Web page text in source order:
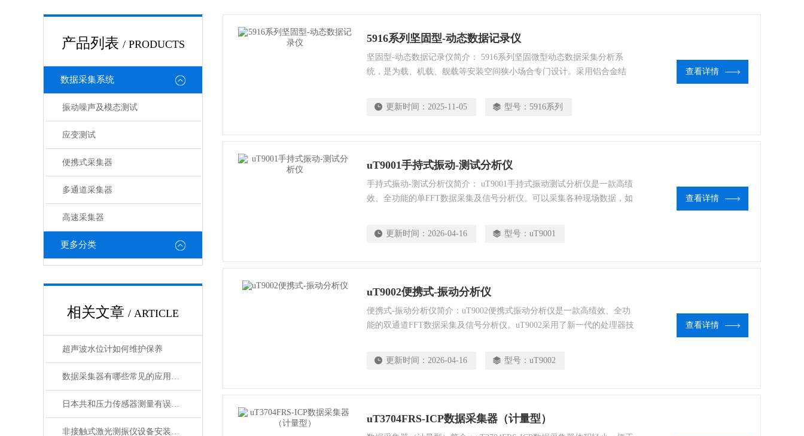
产品列表 / PRODUCTS
数据采集系统
振动噪声及模态测试
应变测试
便携式采集器
多通道采集器
高速采集器
更多分类
相关文章 / ARTICLE
超声波水位计如何维护保养
数据采集器有哪些常见的应用场景
日本共和压力传感器测量有误差,问题答案有了
非接触式激光测振仪设备安装简单快捷
5916系列坚固型-动态数据记录仪
坚固型-动态数据记录仪简介： 5916系列坚固微型动态数据采集分析系
统，是为载、机载、舰载等安装空间狭小场合专门设计。采用铝合金结
展，单台计算机可以实现96通道动态信号并行同步测试和分析。广泛应用
更新时间： 2025-11-05 型号： 5916系列
查看详情
uT9001手持式振动-测试分析仪
手持式振动-测试分析仪简介： uT9001手持式振动测试分析仪是一款高绩
效、全功能的单FFT数据采集及信号分析仪。可以采集各种现场数据，如
使用机器模版进行验收测试，故障排除，数据记录，目测检查，打印测试
更新时间： 2026-04-16 型号： uT9001
查看详情
uT9002便携式-振动分析仪
便携式-振动分析仪简介：uT9002便携式振动分析仪是一款高绩效、全功
能的双通道FFT数据采集及信号分析仪。uT9002采用了新一代的处理器技
平面现场动平衡，使用机器模版进行验收测试，故障排除，数据记录，目
更新时间： 2026-04-16 型号： uT9002
查看详情
uT3704FRS-ICP数据采集器（计量型）